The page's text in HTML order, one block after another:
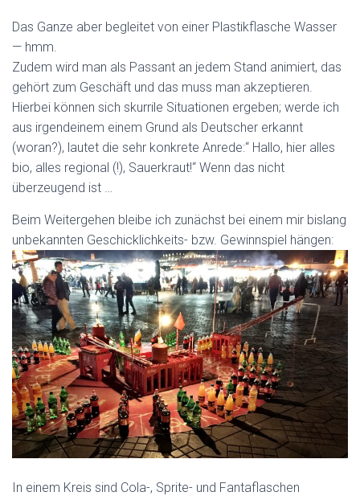
Das Ganze aber begleitet von einer Plastikflasche Wasser
— hmm.
Zudem wird man als Passant an jedem Stand animiert, das
gehört zum Geschäft und das muss man akzeptieren.
Hierbei können sich skurrile Situationen ergeben; werde ich
aus irgendeinem einem Grund als Deutscher erkannt
(woran?), lautet die sehr konkrete Anrede:“ Hallo, hier alles
bio, alles regional (!), Sauerkraut!“ Wenn das nicht
überzeugend ist …
Beim Weitergehen bleibe ich zunächst bei einem mir bislang
unbekannten Geschicklichkeits- bzw. Gewinnspiel hängen:
In einem Kreis sind Cola-, Sprite- und Fantaflaschen